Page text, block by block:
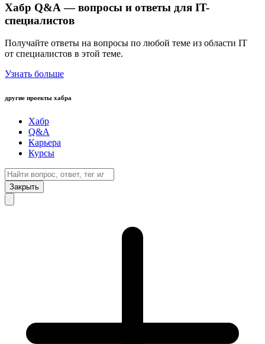
Хабр Q&A — вопросы и ответы для IT-
специалистов
Получайте ответы на вопросы по любой теме из области IT
от специалистов в этой теме.
Узнать больше
другие проекты хабра
Хабр
Q&A
Карьера
Курсы
Закрыть